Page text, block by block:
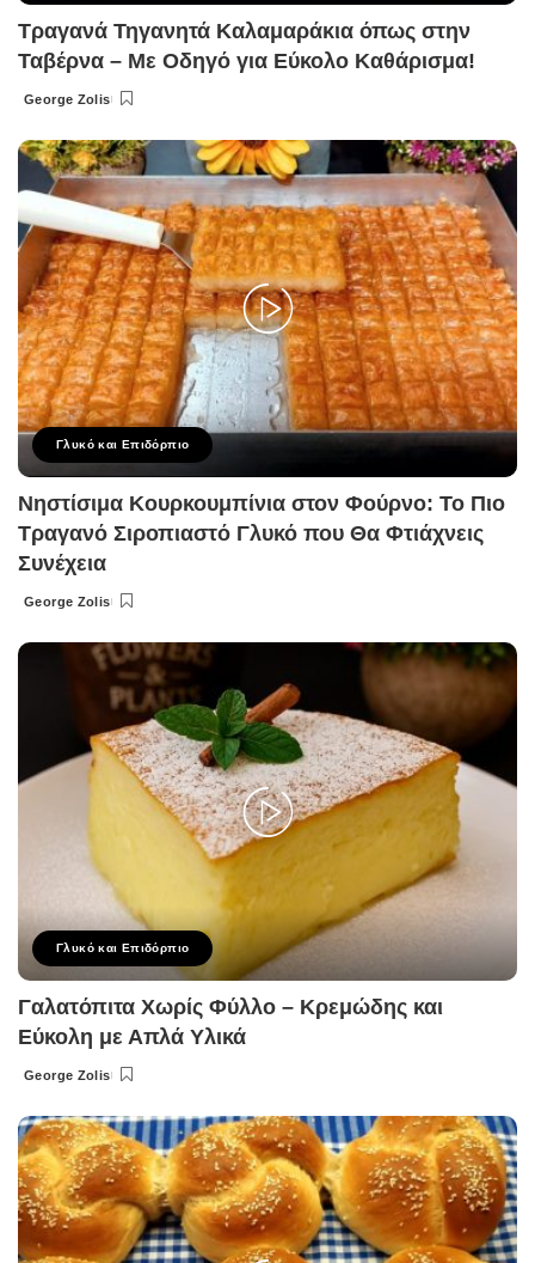
Τραγανά Τηγανητά Καλαμαράκια όπως στην
Ταβέρνα – Με Οδηγό για Εύκολο Καθάρισμα!
Posted
George Zolis
Γλυκό και Επιδόρπιο
Νηστίσιμα Κουρκουμπίνια στον Φούρνο: Το Πιο
Τραγανό Σιροπιαστό Γλυκό που Θα Φτιάχνεις
Συνέχεια
Posted
George Zolis
Γλυκό και Επιδόρπιο
Γαλατόπιτα Χωρίς Φύλλο – Κρεμώδης και
Εύκολη με Απλά Υλικά
Posted
George Zolis